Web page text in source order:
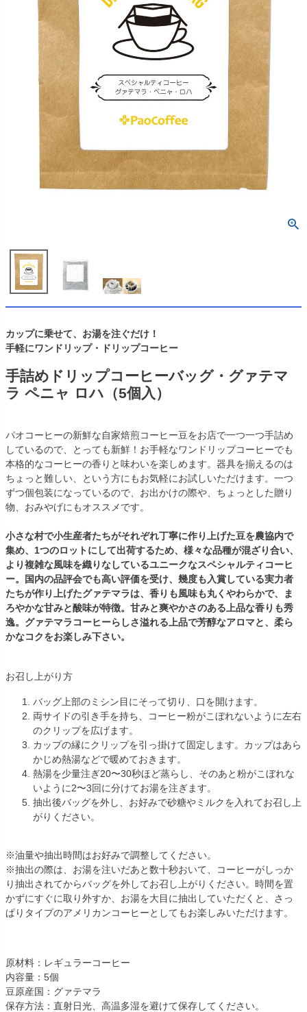
カップに乗せて、お湯を注ぐだけ！
手軽にワンドリップ・ドリップコーヒー
手詰めドリップコーヒーバッグ・グァテマ
ラ ペニャ ロハ（5個入）
パオコーヒーの新鮮な自家焙煎コーヒー豆をお店で一つ一つ手詰め
しているので、とっても新鮮！お手軽なワンドリップコーヒーでも
本格的なコーヒーの香りと味わいを楽しめます。器具を揃えるのは
ちょっと難しい、という方にもお気軽にお試しいただけます。一つ
ずつ個包装になっているので、お出かけの際や、ちょっとした贈り
物、おみやげにもオススメです。
小さな村で小生産者たちがそれぞれ丁寧に作り上げた豆を農協内で
集め、1つのロットにして出荷するため、様々な品種が混ざり合い、
より複雑な風味を織りなしているユニークなスペシャルティコーヒ
ー。国内の品評会でも高い評価を受け、幾度も入賞している実力者
たちが作り上げたグァテマラは、香りも風味も丸くやわらかで、ま
ろやかな甘みと酸味が特徴。甘みと爽やかさのある上品な香りも秀
逸。グァテマラコーヒーらしさ溢れる上品で芳醇なアロマと、柔ら
かなコクをお楽しみ下さい。
お召し上がり方
バッグ上部のミシン目にそって切り、口を開けます。
両サイドの引き手を持ち、コーヒー粉がこぼれないように左右
のクリップを広げます。
カップの縁にクリップを引っ掛けて固定します。カップはあら
かじめ熱湯などで暖めておきます。
熱湯を少量注ぎ20〜30秒ほど蒸らし、そのあと粉がこぼれな
いように2〜3回に分けてお湯を注ぎます。
抽出後バッグを外し、お好みで砂糖やミルクを入れてお召し上
がりください。
※油量や抽出時間はお好みで調整してください。
※抽出の際は、お湯を注いだあと数十秒おいて、コーヒーがしっか
り抽出されてからバッグを外してお召し上がりください。時間を置
かずにすぐに取り外すか、お湯を大目に抽出していただくと、さっ
ぱりタイプのアメリカンコーヒーとしてもお楽しみいただけます。
原材料：レギュラーコーヒー
内容量：5個
豆原産国：グァテマラ
保存方法：直射日光、高温多湿を避けて保存してください。